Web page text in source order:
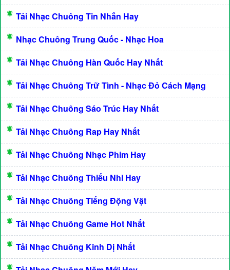
Tải Nhạc Chuông Tin Nhắn Hay
Nhạc Chuông Trung Quốc - Nhạc Hoa
Tải Nhạc Chuông Hàn Quốc Hay Nhất
Tải Nhạc Chuông Trữ Tình - Nhạc Đỏ Cách Mạng
Tải Nhạc Chuông Sáo Trúc Hay Nhất
Tải Nhạc Chuông Rap Hay Nhất
Tải Nhạc Chuông Nhạc Phim Hay
Tải Nhạc Chuông Thiếu Nhi Hay
Tải Nhạc Chuông Tiếng Động Vật
Tải Nhạc Chuông Game Hot Nhất
Tải Nhạc Chuông Kinh Dị Nhất